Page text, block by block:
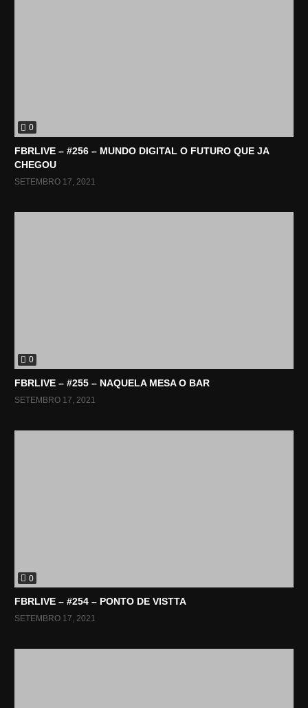
0
FBRLIVE – #256 – MUNDO DIGITAL O FUTURO QUE JA
CHEGOU
SETEMBRO 17, 2021
0
FBRLIVE – #255 – NAQUELA MESA O BAR
SETEMBRO 17, 2021
0
FBRLIVE – #254 – PONTO DE VISTTA
SETEMBRO 17, 2021